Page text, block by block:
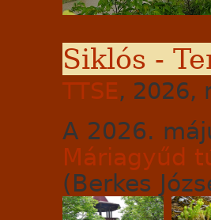
Siklós -
TTSE, 2026,
A 2026.
Máriagyűd
(Berkes